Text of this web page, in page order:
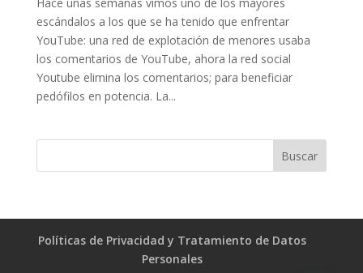
escándalos a los que se ha tenido que enfrentar
YouTube: una red de explotación de menores usaba
los comentarios de YouTube, ahora la red social
Youtube elimina los comentarios; para beneficiar
pedófilos en potencia. La...
Políticas de Privacidad y Tratamiento de Datos
Personales